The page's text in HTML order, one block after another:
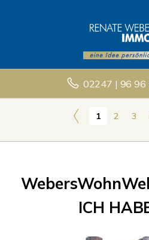
02247 | 96 96
1 2 3
ICH